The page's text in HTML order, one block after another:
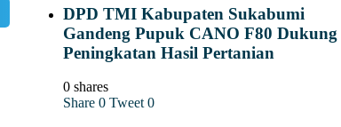
DPD TMI Kabupaten Sukabumi
Gandeng Pupuk CANO F80 Dukung
Peningkatan Hasil Pertanian
0 shares
Share 0 Tweet 0